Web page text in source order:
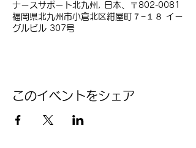
ナースサポート北九州, 日本、〒802-0081
福岡県北九州市小倉北区紺屋町７−１８ イー
グルビル 307号
このイベントをシェア